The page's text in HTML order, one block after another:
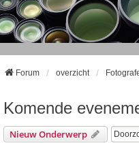
Forum overzicht
Komende
Nieuw Onderwerp